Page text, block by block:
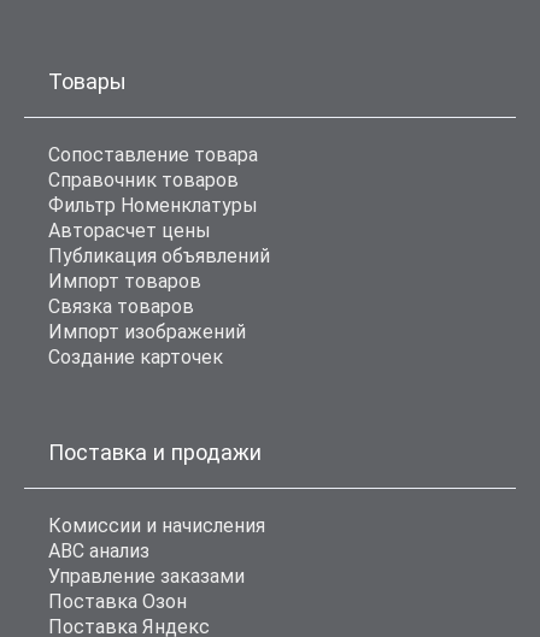
Товары
Сопоставление товара
Справочник товаров
Фильтр Номенклатуры
Авторасчет цены
Публикация объявлений
Импорт товаров
Связка товаров
Импорт изображений
Создание карточек
Поставка и продажи
Комиссии и начисления
ABC анализ
Управление заказами
Поставка Озон
Поставка Яндекс